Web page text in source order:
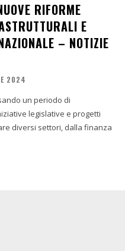
RIFORME
E
– NOTIZIE
2024
un periodo di
legislative e progetti
diversi settori, dalla finanza